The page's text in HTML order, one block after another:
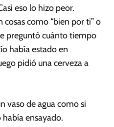
eso lo hizo peor.
cosas como “bien por ti” o
preguntó cuánto tiempo
había estado en
pidió una cerveza a
vaso de agua como si
ensayado.